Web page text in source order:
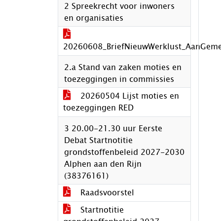
2 Spreekrecht voor inwoners
en organisaties
2.a Stand van zaken moties en
toezeggingen in commissies
20260504 Lijst moties en
toezeggingen RED
3 20.00-21.30 uur Eerste
Debat Startnotitie
grondstoffenbeleid 2027-2030
Alphen aan den Rijn
(38376161)
Raadsvoorstel
Startnotitie